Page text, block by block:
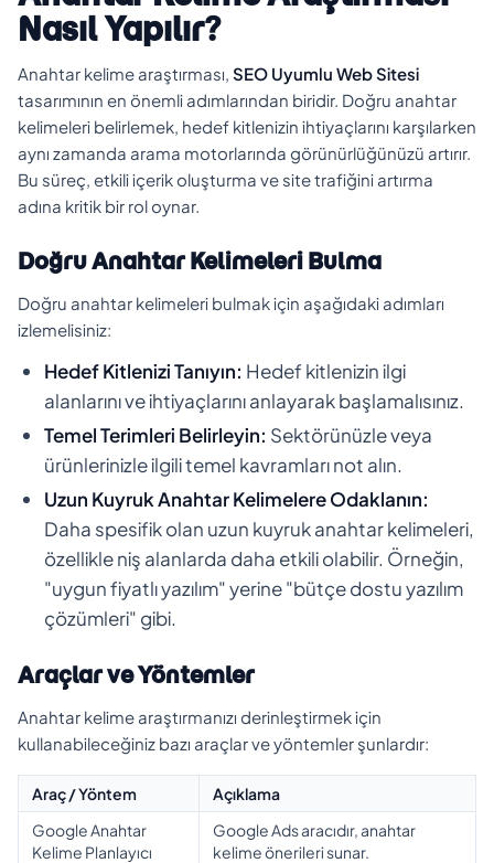
Nasıl Yapılır?
Anahtar kelime araştırması, SEO Uyumlu Web Sitesi
tasarımının en önemli adımlarından biridir. Doğru anahtar
kelimeleri belirlemek, hedef kitlenizin ihtiyaçlarını karşılarken
aynı zamanda arama motorlarında görünürlüğünüzü artırır.
Bu süreç, etkili içerik oluşturma ve site trafiğini artırma
adına kritik bir rol oynar.
Doğru Anahtar Kelimeleri Bulma
Doğru anahtar kelimeleri bulmak için aşağıdaki adımları
izlemelisiniz:
Hedef Kitlenizi Tanıyın: Hedef kitlenizin ilgi
alanlarını ve ihtiyaçlarını anlayarak başlamalısınız.
Temel Terimleri Belirleyin: Sektörünüzle veya
ürünlerinizle ilgili temel kavramları not alın.
Uzun Kuyruk Anahtar Kelimelere Odaklanın:
Daha spesifik olan uzun kuyruk anahtar kelimeleri,
özellikle niş alanlarda daha etkili olabilir. Örneğin,
"uygun fiyatlı yazılım" yerine "bütçe dostu yazılım
çözümleri" gibi.
Araçlar ve Yöntemler
Anahtar kelime araştırmanızı derinleştirmek için
kullanabileceğiniz bazı araçlar ve yöntemler şunlardır:
Araç / Yöntem
Açıklama
Google Anahtar
Kelime Planlayıcı
Google Ads aracıdır, anahtar
kelime önerileri sunar.